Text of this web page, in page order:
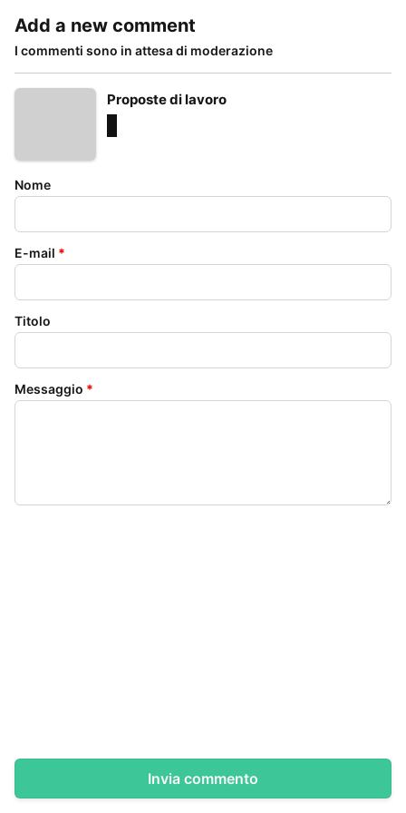
Add a new comment
I commenti sono in attesa di moderazione
Proposte di lavoro
Nome
E-mail *
Titolo
Messaggio *
Invia commento